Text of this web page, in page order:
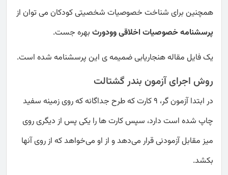
همچنین برای شناخت خصوصیات شخصیتی کودکان می توان از
پرسشنامه خصوصیات اخلاقی وودورثبهره جست.
یک فایل مقاله هنجاریابی ضمیمه ی این پرسشنامه شده است.
روش اجرای آزمون بندر گشتالت
در ابتدا آزمون گر، 9 کارت که طرح جداگانه که روی زمینه سفید
چاپ شده است دارد، سپس کارت ‌ها را یکی پس از دیگری روی
میز مقابل آزمودنی قرار می‌دهد و از او می‌خواهد که از روی آنها
بکشد.